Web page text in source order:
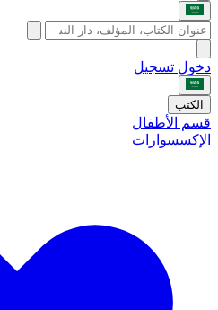
دخول تسجيل
الكتب
قسم الأطفال
الإكسسوارات